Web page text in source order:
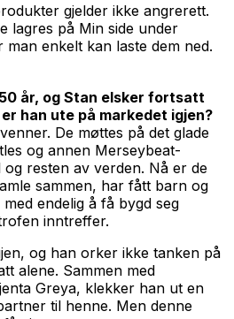
gjelder ikke angrerett.
lagres på Min side under
enkelt kan laste dem ned.
år, og Stan elsker fortsatt
han ute på markedet igjen?
De møttes på det glade
og annen Merseybeat-
resten av verden. Nå er de
sammen, har fått barn og
endelig å få bygd seg
inntreffer.
og han orker ikke tanken på
alene. Sammen med
Greya, klekker han ut en
til henne. Men denne